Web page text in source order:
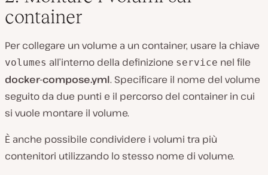
container
Per collegare un volume a un container, usare la chiave
volumes all’interno della definizione service nel file
docker-compose.yml. Specificare il nome del volume
seguito da due punti e il percorso del container in cui
si vuole montare il volume.
È anche possibile condividere i volumi tra più
contenitori utilizzando lo stesso nome di volume.